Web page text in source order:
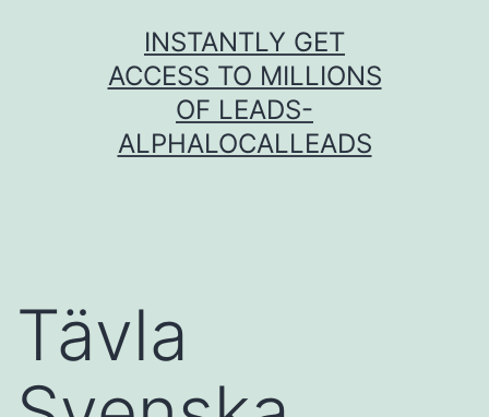
INSTANTLY GET
ACCESS TO MILLIONS
OF LEADS-
ALPHALOCALLEADS
Tävla